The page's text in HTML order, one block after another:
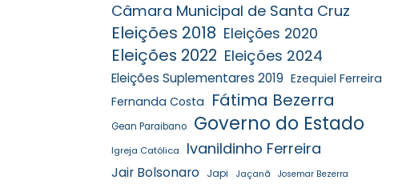
Câmara Municipal de Santa Cruz
Eleições 2018 Eleições 2020
Eleições 2022 Eleições 2024
Eleições Suplementares 2019 Ezequiel Ferreira
Fernanda Costa Fátima Bezerra
Gean Paraibano Governo do Estado
Igreja Católica Ivanildinho Ferreira
Jair Bolsonaro Japi Jaçanã Josemar Bezerra